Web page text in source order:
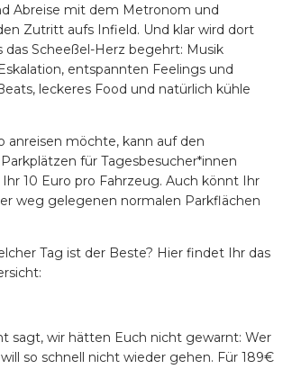
Abreise mit dem Metronom und
Zutritt aufs Infield. Und klar wird dort
das Scheeßel-Herz begehrt: Musik
entspannten Feelings und
leckeres Food und natürlich kühle
anreisen möchte, kann auf den
für Tagesbesucher*innen
10 Euro pro Fahrzeug. Auch könnt Ihr
weg gelegenen normalen Parkflächen
Tag ist der Beste? Hier findet Ihr das
sagt, wir hätten Euch nicht gewarnt: Wer
so schnell nicht wieder gehen. Für 189€